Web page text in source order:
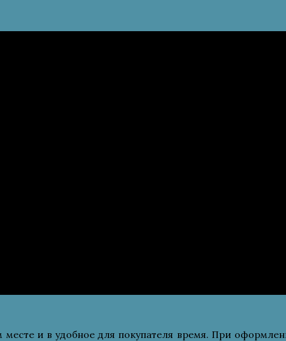
и в удобное для покупателя время. При